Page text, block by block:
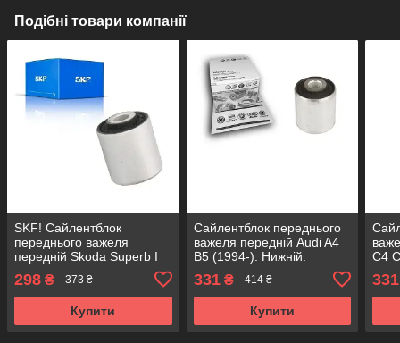
Подібні товари компанії
SKF! Сайлентблок
переднього важеля
передній Skoda Superb I
Зовнішній. Німеччина!
14540 , JBU139 ,
VKDS331012
298 ₴ 373 ₴
Купити
Сайлентблок переднього
важеля передній Audi A4
B5 (1994-). Нижній.
Німеччина! 14540 ,
JBU139 , VKDS331012
331₴ 414 ₴
Купити
C4
331